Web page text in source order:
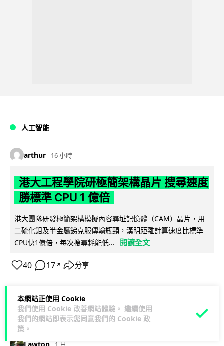
本網站正使用 Cookie
我們使用 Cookie 改善網站體驗。 繼續使用
我們的網站即表示您同意我們的 Cookie 政
策 。
人工智能
arthur 16 小時
港大工程學院研極簡架構晶片 搜尋速度
勝標準 CPU 1 億倍
港大團隊研發極簡架構模擬內容尋址記憶體（CAM）晶片，用
二硫化鉬及半金屬銻克服傳輸瓶頸，漢明距離計算速度比標準
CPU快1億倍，每次搜尋耗能低...
閱讀全文
40 17 ↗ 分享
人工智能